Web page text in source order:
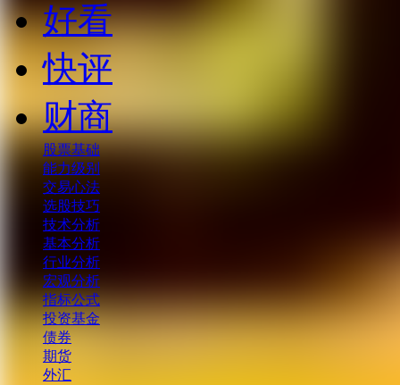
好看
快评
财商
股票基础
能力级别
交易心法
选股技巧
技术分析
基本分析
行业分析
宏观分析
指标公式
投资基金
债券
期货
外汇